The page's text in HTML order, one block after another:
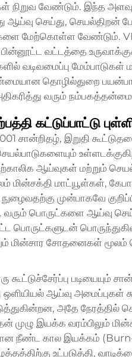
நிறுவ வேண்டும். இந்த
செய்து, செயல்திறன்
மேற்கொள்ள வேண்டும்.
வட்டத்தை
வடிவமைப்பு மேம்பாடுகள்
தொழில்துறை
வரும்
கட்டுப்பாட்டு
சான்றிதழ், இறுதி
ஆய்வுகள் மற்றும்
மின்சக்தி மாட்யூள்கள்,
முன்பாகவே
வரும் பொருட்களை ஆய்வு
பொருட்களுடன்
மின்சார சோதனைகள் மூலம்
கூட்டுச்சேர்ப்பு படியையும்
ஒளியியல் ஆய்வு அமைப்புகள்
அதே
இயக்க வரம்பிலும்
நீண்ட கால இயக்கம்
உட்படுத்தி,